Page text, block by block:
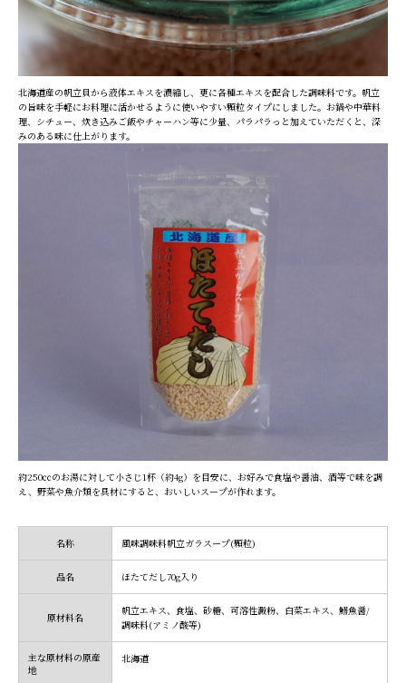
北海道産の帆立貝から液体エキスを濃縮し、更に各種エキスを配合した調味料です。帆立
の旨味を手軽にお料理に活かせるように使いやすい顆粒タイプにしました。お鍋や中華料
理、シチュー、炊き込みご飯やチャーハン等に少量、パラパラっと加えていただくと、深
みのある味に仕上がります。
約250㏄のお湯に対して小さじ1杯（約4g）を目安に、お好みで食塩や醤油、酒等で味を調
え、野菜や魚介類を具材にすると、おいしいスープが作れます。
名称 風味調味料帆立ガラスープ(顆粒)
品名 ほたてだし70g入り
原材料名
帆立エキス、食塩、砂糖、可溶性澱粉、白菜エキス、鰯魚醤/
調味料(アミノ酸等)
主な原材料の原産
地
北海道